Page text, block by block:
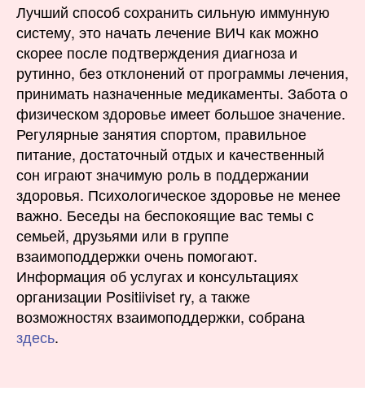
Лучший способ сохранить сильную иммунную
систему, это начать лечение ВИЧ как можно
скорее после подтверждения диагноза и
рутинно, без отклонений от программы лечения,
принимать назначенные медикаменты. Забота о
физическом здоровье имеет большое значение.
Регулярные занятия спортом, правильное
питание, достаточный отдых и качественный
сон играют значимую роль в поддержании
здоровья. Психологическое здоровье не менее
важно. Беседы на беспокоящие вас темы с
семьей, друзьями или в группе
взаимоподдержки очень помогают.
Информация об услугах и консультациях
организации Positiiviset ry, а также
возможностях взаимоподдержки, собрана
здесь.